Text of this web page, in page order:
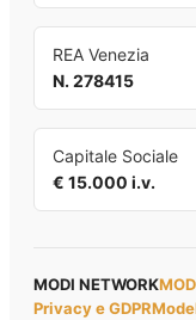
REA Venezia
N. 278415
Capitale Sociale
€ 15.000 i.v.
MODI NETWORK
Privacy e GDPR